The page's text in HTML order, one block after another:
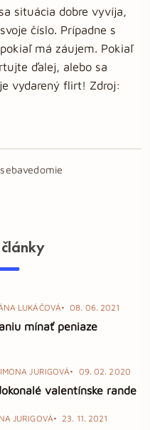
situácia dobre vyvíja,
číslo. Prípadne s
má záujem. Pokiaľ
ďalej, alebo sa
vydarený flirt! Zdroj:
LUKÁČOVÁ 08. 06. 2021
mínať peniaze
JURIGOVÁ 09. 02. 2020
valentínske rande
JURIGOVÁ 23. 11. 2021